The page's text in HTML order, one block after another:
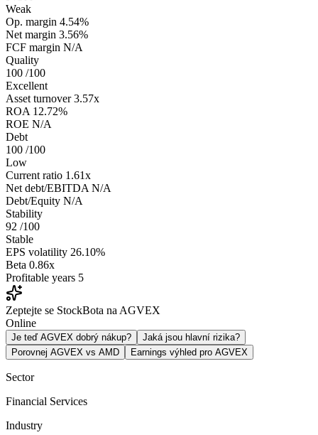
Weak
Op. margin 4.54%
Net margin 3.56%
FCF margin N/A
Quality
100 /100
Excellent
Asset turnover 3.57x
ROA 12.72%
ROE N/A
Debt
100 /100
Low
Current ratio 1.61x
Net debt/EBITDA N/A
Debt/Equity N/A
Stability
92 /100
Stable
EPS volatility 26.10%
Beta 0.86x
Profitable years 5
Zeptejte se StockBota na AGVEX
Online
Je teď AGVEX dobrý nákup?
Jaká jsou hlavní rizika?
Porovnej AGVEX vs AMD
Earnings výhled pro AGVEX
Sector
Financial Services
Industry